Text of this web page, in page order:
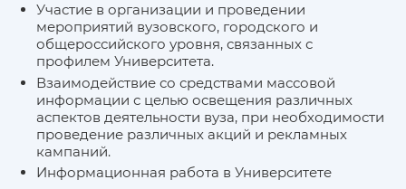
Участие в организации и проведении
мероприятий вузовского, городского и
общероссийского уровня, связанных с
профилем Университета.
Взаимодействие со средствами массовой
информации с целью освещения различных
аспектов деятельности вуза, при необходимости
проведение различных акций и рекламных
кампаний.
Информационная работа в Университете